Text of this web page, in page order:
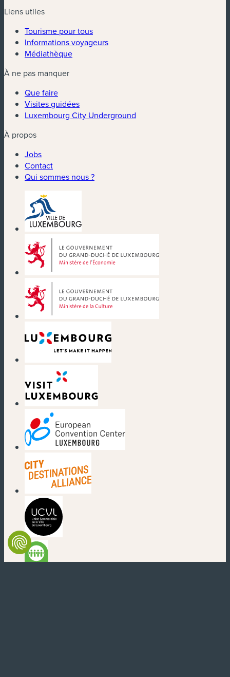
Liens utiles
Tourisme pour tous
Informations voyageurs
Médiathèque
À ne pas manquer
Que faire
Visites guidées
Luxembourg City Underground
À propos
Jobs
Contact
Qui sommes nous ?